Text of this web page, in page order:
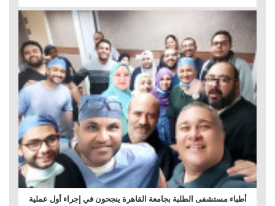
أطباء مستشفى الطلبة بجامعة القاهرة ينجحون في إجراء أول عملية